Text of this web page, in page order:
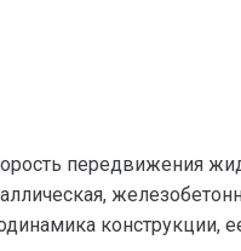
передвижения
конструкции,